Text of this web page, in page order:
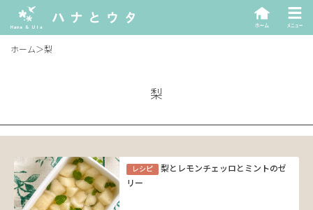
ホーム＞梨
梨
レシピ
梨とレモンチェッロとミントのゼ
リー